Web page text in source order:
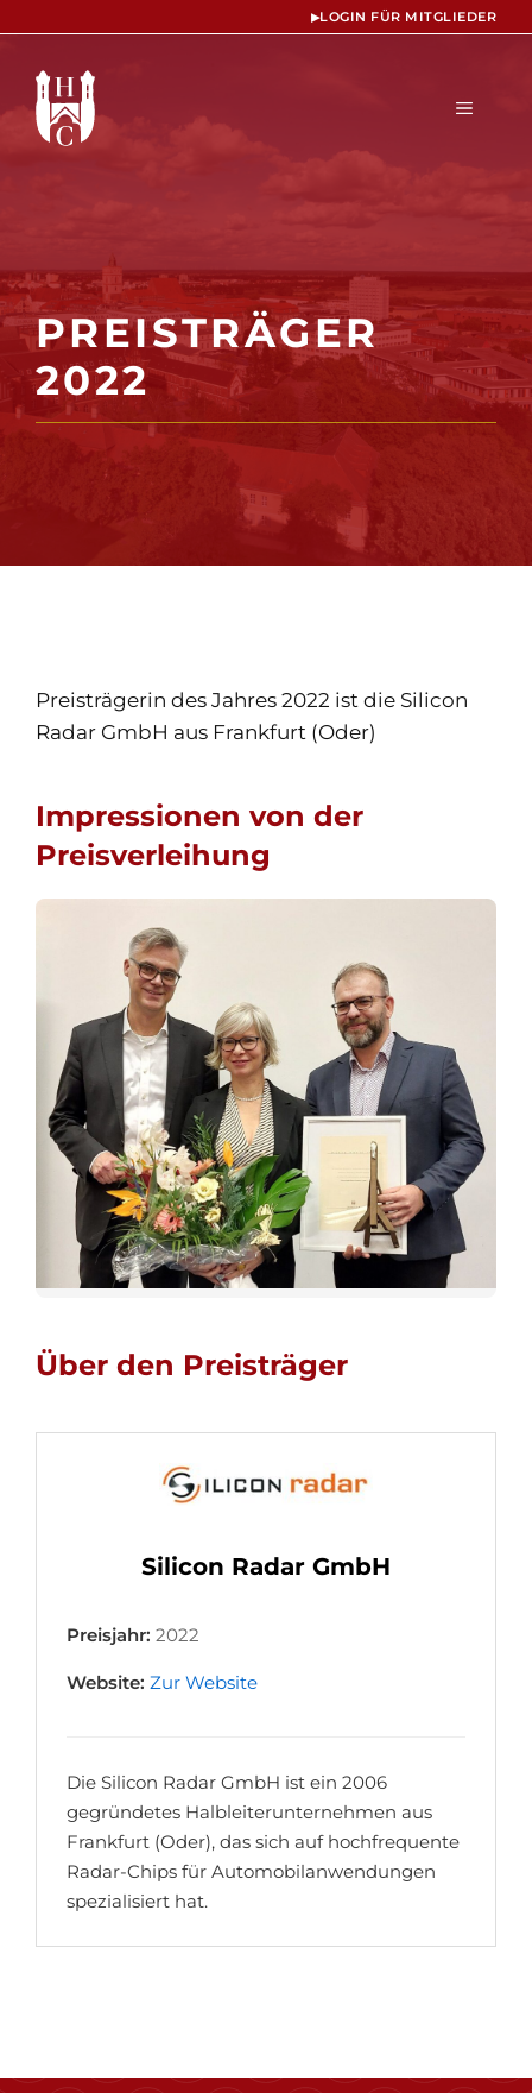
springen
▸LOGIN FÜR MITGLIEDER
MENÜ
PREISTRÄGER
2022
Preisträgerin des Jahres 2022 ist die Silicon
Radar GmbH aus Frankfurt (Oder)
Impressionen von der
Preisverleihung
Über den Preisträger
Silicon Radar GmbH
Preisjahr: 2022
Website: Zur Website
Die Silicon Radar GmbH ist ein 2006
gegründetes Halbleiterunternehmen aus
Frankfurt (Oder), das sich auf hochfrequente
Radar-Chips für Automobilanwendungen
spezialisiert hat.